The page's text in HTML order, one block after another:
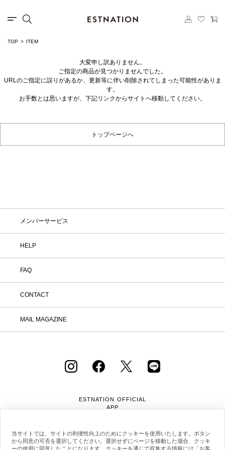
TOP ITEM
大変申し訳ありません。
ご指定の商品が見つかりませんでした。
URLのご指定に誤りがあるか、更新等に伴い削除されてしまった可能性がありま
す。
お手数とは思いますが、下記リンクからサイトへ移動してください。
トップページへ
メンバーサービス
HELP
FAQ
CONTACT
MAIL MAGAZINE
ESTNATION OFFICIAL
APP
当サイトでは、サイトの利便性向上のためにクッキーを使用いたします。ボタン
から同意の可否を選択してください。選択せずにページを移動した場合、クッキ
ーの使用に同意したことになります。クッキーを通じて収集する情報には「お客